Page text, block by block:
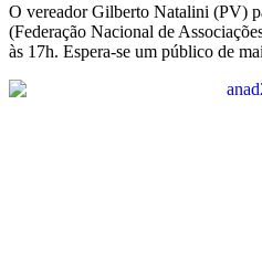
O vereador Gilberto Natalini (PV)
(Federação Nacional de
às 17h. Espera-se um público de